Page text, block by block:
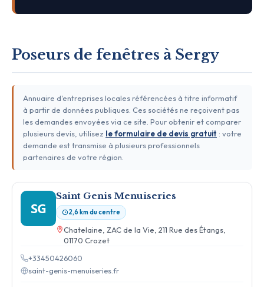
Poseurs de fenêtres à Sergy
Annuaire d'entreprises locales référencées à titre informatif
à partir de données publiques. Ces sociétés ne reçoivent pas
les demandes envoyées via ce site. Pour obtenir et comparer
plusieurs devis, utilisez le formulaire de devis gratuit : votre
demande est transmise à plusieurs professionnels
partenaires de votre région.
SG
Saint Genis Menuiseries
2,6 km du centre
Chatelaine, ZAC de la Vie, 211 Rue des Étangs,
01170 Crozet
+33450426060
saint-genis-menuiseries.fr